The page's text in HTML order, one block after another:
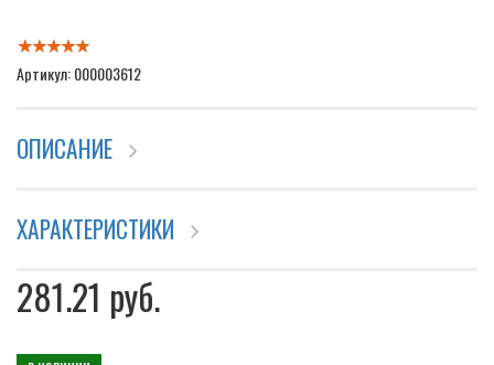
Артикул: 000003612
ОПИСАНИЕ
ХАРАКТЕРИСТИКИ
281.21 руб.